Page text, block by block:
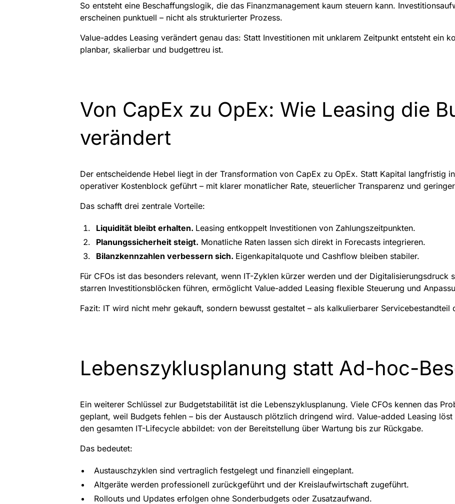
So entsteht eine Beschaffungslogik, die das Finanzmanagement kaum steuern kann.
erscheinen punktuell – nicht als strukturierter Prozess.
Value-addes Leasing verändert genau das: Statt Investitionen mit unklarem Zeitpunkt entsteht ein
planbar, skalierbar und budgettreu ist.
Von CapEx zu OpEx: Wie Leasing die
verändert
Der entscheidende Hebel liegt in der Transformation von CapEx zu OpEx. Statt Kapital langfristig
operativer Kostenblock geführt – mit klarer monatlicher Rate, steuerlicher Transparenz und
Das schafft drei zentrale Vorteile:
Liquidität bleibt erhalten. Leasing entkoppelt Investitionen von Zahlungszeitpunkten.
Planungssicherheit steigt. Monatliche Raten lassen sich direkt in Forecasts integrieren.
Bilanzkennzahlen verbessern sich. Eigenkapitalquote und Cashflow bleiben stabiler.
Für CFOs ist das besonders relevant, wenn IT-Zyklen kürzer werden und der Digitalisierungsdruck
starren Investitionsblöcken führen, ermöglicht Value-added Leasing flexible Steuerung und
Fazit: IT wird nicht mehr gekauft, sondern bewusst gestaltet – als kalkulierbarer Servicebestandteil
Lebenszyklusplanung statt Ad-hoc-
Ein weiterer Schlüssel zur Budgetstabilität ist die Lebenszyklusplanung. Viele CFOs kennen das
geplant, weil Budgets fehlen – bis der Austausch plötzlich dringend wird. Value-added Leasing
den gesamten IT-Lifecycle abbildet: von der Bereitstellung über Wartung bis zur Rückgabe.
Das bedeutet:
Austauschzyklen sind vertraglich festgelegt und finanziell eingeplant.
Altgeräte werden professionell zurückgeführt und der Kreislaufwirtschaft zugeführt.
Rollouts und Updates erfolgen ohne Sonderbudgets oder Zusatzaufwand.